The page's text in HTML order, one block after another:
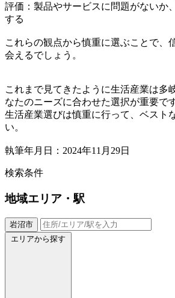
評価：製品やサービスに問題がないか
する
これらの観点から慎重に選ぶことで、
会えるでしょう。
これまで見てきたように生活産業は多
なたのニーズに合わせた選択が重要です
生活産業選びは慎重に行って、ベスト
い。
執筆年月日：2024年11月29日
検索条件
地域エリア・駅
岩沼市
エリアから探す